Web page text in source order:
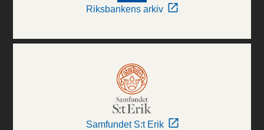
Riksbankens arkiv
Samfundet S:t Erik